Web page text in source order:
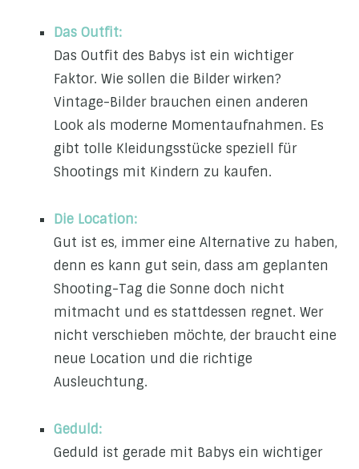
Das Outfit:
Das Outfit des Babys ist ein wichtiger
Faktor. Wie sollen die Bilder wirken?
Vintage-Bilder brauchen einen anderen
Look als moderne Momentaufnahmen. Es
gibt tolle Kleidungsstücke speziell für
Shootings mit Kindern zu kaufen.
Die Location:
Gut ist es, immer eine Alternative zu haben,
denn es kann gut sein, dass am geplanten
Shooting-Tag die Sonne doch nicht
mitmacht und es stattdessen regnet. Wer
nicht verschieben möchte, der braucht eine
neue Location und die richtige
Ausleuchtung.
Geduld:
Geduld ist gerade mit Babys ein wichtiger